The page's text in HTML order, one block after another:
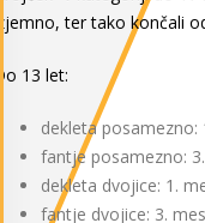
izjemno, ter tako končali
Do 13 let:
dekleta posamezno:
fantje posamezno:
dekleta dvojice: 1.
fantje dvojice: 3.